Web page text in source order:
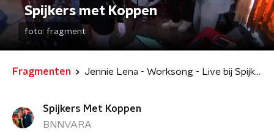
Spijkers met Koppen
foto: fragment
Fragmenten Jennie Lena - Worksong - Live bij Spijkers met Koppen
Spijkers Met Koppen
BNNVARA